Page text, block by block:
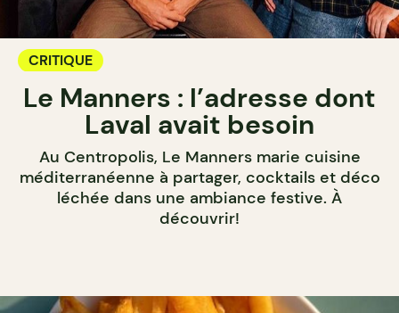
CRITIQUE
Le Manners : l’adresse dont
Laval avait besoin
Au Centropolis, Le Manners marie cuisine
méditerranéenne à partager, cocktails et déco
léchée dans une ambiance festive. À
découvrir!